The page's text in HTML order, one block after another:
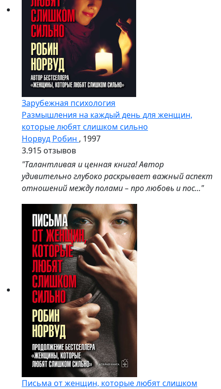
Зарубежная психология
Размышления на каждый день для женщин,
которые любят слишком сильно
Норвуд Робин , 1997
3.915 отзывов
"Талантливая и ценная книга! Автор
удивительно глубоко раскрывает важный аспект
отношений между полами – про любовь и пос..."
Письма от женщин, которые любят слишком